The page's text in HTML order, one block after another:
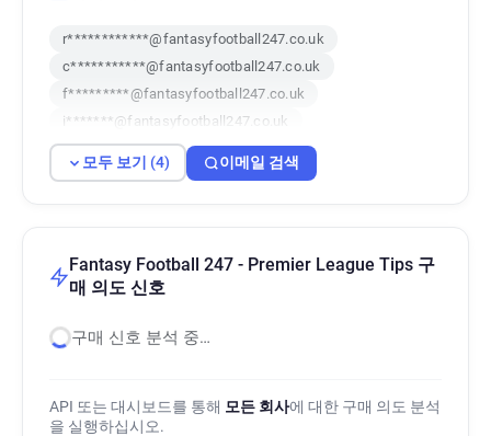
r************@fantasyfootball247.co.uk
c***********@fantasyfootball247.co.uk
f*********@fantasyfootball247.co.uk
i*******@fantasyfootball247.co.uk
모두 보기 (4) 이메일 검색
Fantasy Football 247 - Premier League Tips 구
매 의도 신호
구매 신호 분석 중…
API 또는 대시보드를 통해 모든 회사에 대한 구매 의도 분석
을 실행하십시오.